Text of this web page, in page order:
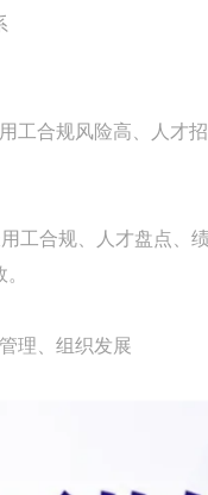
工合规风险高、人才
工合规、人才盘点、
理、组织发展